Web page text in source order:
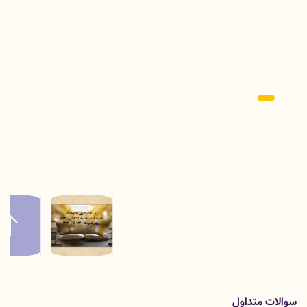
سوالات متداول